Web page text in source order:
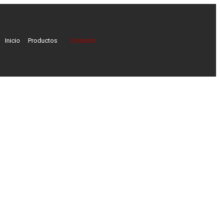
Inicio Productos Contacto